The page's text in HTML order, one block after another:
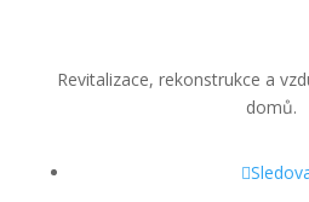
Revitalizace, rekonstrukce a
domů.